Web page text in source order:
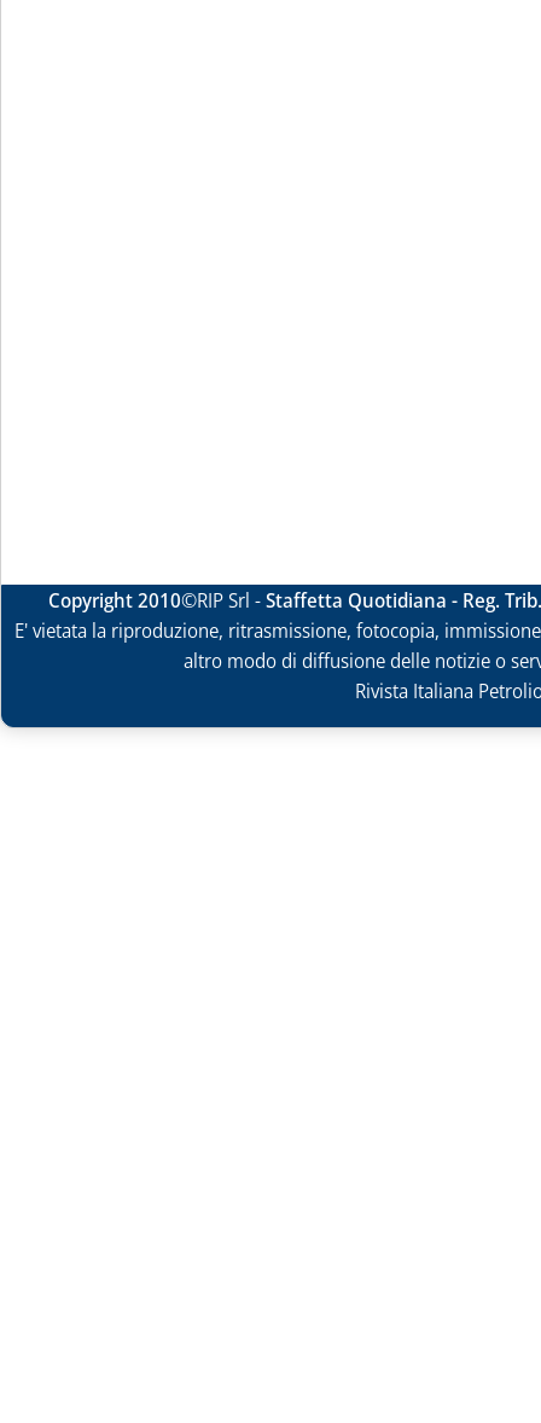
Copyright 2010©RIP Srl -Staffetta Quotidiana - Reg.
E' vietata la riproduzione, ritrasmissione, fotocopia,
altro modo di diffusione delle notizie o
Rivista Italiana